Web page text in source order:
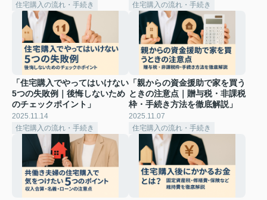
住宅購入の流れ・手続き
住宅購入の流れ・手続き
「住宅購入でやってはいけない
5つの失敗例｜後悔しないため
のチェックポイント」
2025.11.14
住宅購入の流れ・手続き
「親からの資金援助で家を買う
ときの注意点｜贈与税・非課税
枠・手続き方法を徹底解説」
2025.11.07
住宅購入の流れ・手続き